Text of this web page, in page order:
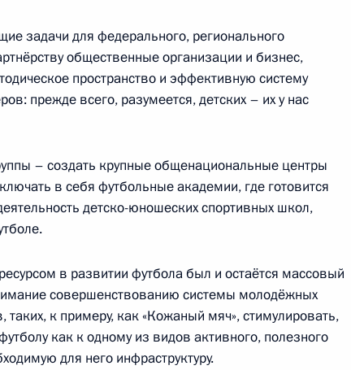
Самарской области Николаем
на вопросы журналистов
3
Корея Пак Кын Хе 1
задачи для федерального, регионального
общественные организации и бизнес,
пространство и эффективную систему
прежде всего, разумеется, детских – их у нас
– создать крупные общенациональные центры
в себя футбольные академии, где готовится
детско-юношеских спортивных школ,
в развитии футбола был и остаётся массовый
совершенствованию системы молодёжных
таких, к примеру, как «Кожаный мяч», стимулировать,
как к одному из видов активного, полезного
для него инфраструктуру.